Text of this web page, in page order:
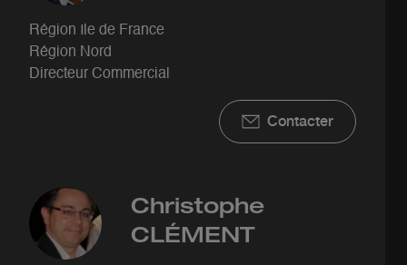
Région Ile de France
Région Nord
Directeur Commercial
Contacter
Christophe
CLÉMENT